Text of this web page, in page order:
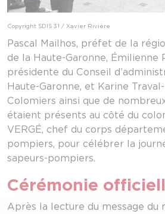
Copyright SDIS 31 / Xavier Rivière
Pascal Mailhos, préfet de la
de la Haute-Garonne, Émilienne
présidente du Conseil
Haute-Garonne, et Karine
Colomiers ainsi que de
étaient présents au côté du
VERGÉ, chef du corps
pompiers, pour célébrer la
sapeurs-pompiers.
Cérémonie
Après la lecture du message du